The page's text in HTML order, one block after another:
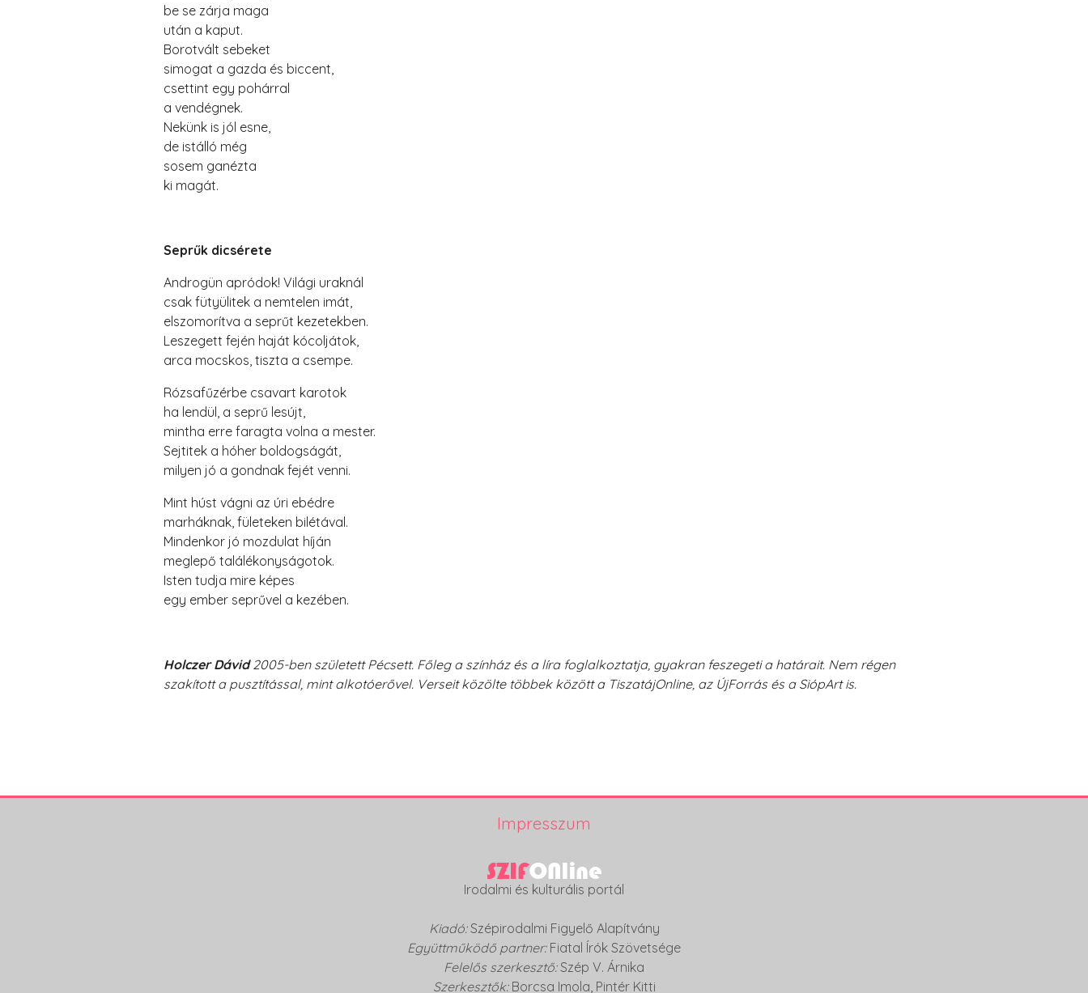
be se zárja maga
után a kaput.
Borotvált sebeket
simogat a gazda és biccent,
csettint egy pohárral
a vendégnek.
Nekünk is jól esne,
de istálló még
sosem ganézta
ki magát.
Seprűk dicsérete
Androgün apródok! Világi uraknál
csak fütyülitek a nemtelen imát,
elszomorítva a seprűt kezetekben.
Leszegett fején haját kócoljátok,
arca mocskos, tiszta a csempe.
Rózsafűzérbe csavart karotok
ha lendül, a seprű lesújt,
mintha erre faragta volna a mester.
Sejtitek a hóher boldogságát,
milyen jó a gondnak fejét venni.
Mint húst vágni az úri ebédre
marháknak, fületeken bilétával.
Mindenkor jó mozdulat híján
meglepő találékonyságotok.
Isten tudja mire képes
egy ember seprűvel a kezében.
Holczer Dávid2005-ben született Pécsett. Főleg a színház és a líra foglalkoztatja, gyakran feszegeti a határait. Nem régen
szakított a pusztítással, mint alkotóerővel. Verseit közölte többek között a TiszatájOnline, az ÚjForrás és a SiópArt is.
Impresszum
Irodalmi és kulturális portál
Kiadó:Szépirodalmi Figyelő Alapítvány
Együttműködő partner:Fiatal Írók Szövetsége
Felelős szerkesztő:Szép V. Árnika
Szerkesztők: Borcsa Imola, Pintér Kitti